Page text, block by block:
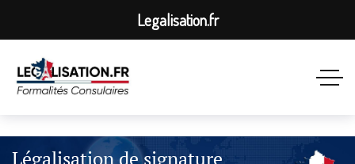
Légalisation de signature
Legalisation.fr